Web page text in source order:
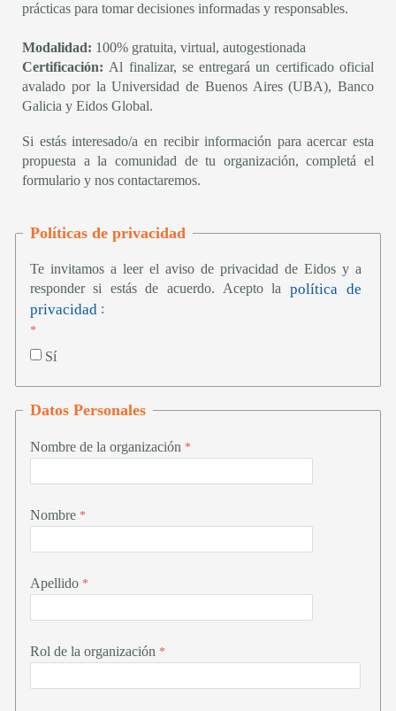
prácticas para tomar decisiones informadas y responsables.
Modalidad: 100% gratuita, virtual, autogestionada
Certificación: Al finalizar, se entregará un certificado oficial
avalado por la Universidad de Buenos Aires (UBA), Banco
Galicia y Eidos Global.
Si estás interesado/a en recibir información para acercar esta
propuesta a la comunidad de tu organización, completá el
formulario y nos contactaremos.
Políticas de privacidad
Te invitamos a leer el aviso de privacidad de Eidos y a
responder si estás de acuerdo. Acepto la
política de
privacidad :
Sí
Datos Personales
Nombre de la organización
Nombre
Apellido
Rol de la organización